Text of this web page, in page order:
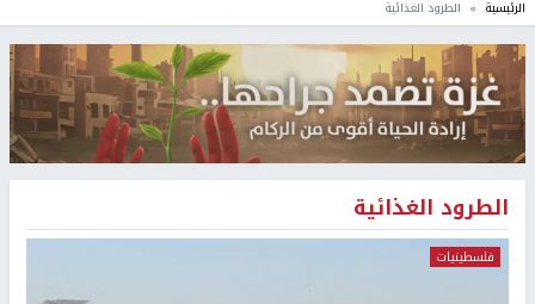
الرئيسية الطرود الغذائية
الطرود الغذائية
فلسطينيات